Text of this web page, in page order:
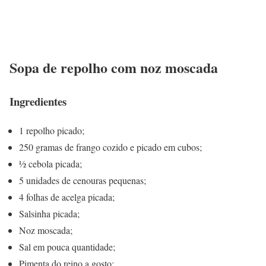
Sopa de repolho com noz moscada
Ingredientes
1 repolho picado;
250 gramas de frango cozido e picado em cubos;
½ cebola picada;
5 unidades de cenouras pequenas;
4 folhas de acelga picada;
Salsinha picada;
Noz moscada;
Sal em pouca quantidade;
Pimenta do reino a gosto;